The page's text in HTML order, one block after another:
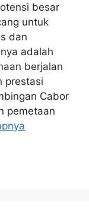
besar
untuk
dan
adalah
berjalan
prestasi
Cabor
pemetaan